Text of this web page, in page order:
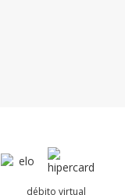
débito virtual